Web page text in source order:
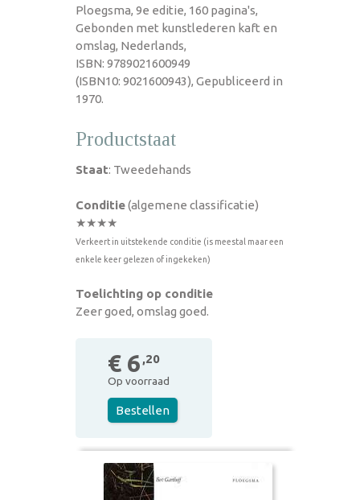
Ploegsma, 9e editie, 160 pagina's,
Gebonden met kunstlederen kaft en
omslag, Nederlands,
ISBN: 9789021600949
(ISBN10: 9021600943), Gepubliceerd in
1970.
Productstaat
Staat: Tweedehands
Conditie(algemene classificatie)
★★★★
Verkeert in uitstekende conditie (is meestal maar een
enkele keer gelezen of ingekeken)
Toelichting op conditie
Zeer goed, omslag goed.
€ 6 ,20
Op voorraad
Bestellen